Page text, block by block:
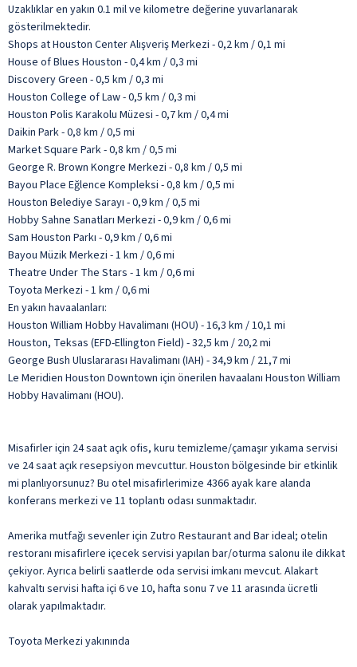
Uzaklıklar en yakın 0.1 mil ve kilometre değerine yuvarlanarak
gösterilmektedir.
Shops at Houston Center Alışveriş Merkezi - 0,2 km / 0,1 mi
House of Blues Houston - 0,4 km / 0,3 mi
Discovery Green - 0,5 km / 0,3 mi
Houston College of Law - 0,5 km / 0,3 mi
Houston Polis Karakolu Müzesi - 0,7 km / 0,4 mi
Daikin Park - 0,8 km / 0,5 mi
Market Square Park - 0,8 km / 0,5 mi
George R. Brown Kongre Merkezi - 0,8 km / 0,5 mi
Bayou Place Eğlence Kompleksi - 0,8 km / 0,5 mi
Houston Belediye Sarayı - 0,9 km / 0,5 mi
Hobby Sahne Sanatları Merkezi - 0,9 km / 0,6 mi
Sam Houston Parkı - 0,9 km / 0,6 mi
Bayou Müzik Merkezi - 1 km / 0,6 mi
Theatre Under The Stars - 1 km / 0,6 mi
Toyota Merkezi - 1 km / 0,6 mi
En yakın havaalanları:
Houston William Hobby Havalimanı (HOU) - 16,3 km / 10,1 mi
Houston, Teksas (EFD-Ellington Field) - 32,5 km / 20,2 mi
George Bush Uluslararası Havalimanı (IAH) - 34,9 km / 21,7 mi
Le Meridien Houston Downtown için önerilen havaalanı Houston William
Hobby Havalimanı (HOU).
Misafirler için 24 saat açık ofis, kuru temizleme/çamaşır yıkama servisi
ve 24 saat açık resepsiyon mevcuttur. Houston bölgesinde bir etkinlik
mi planlıyorsunuz? Bu otel misafirlerimize 4366 ayak kare alanda
konferans merkezi ve 11 toplantı odası sunmaktadır.
Amerika mutfağı sevenler için Zutro Restaurant and Bar ideal; otelin
restoranı misafirlere içecek servisi yapılan bar/oturma salonu ile dikkat
çekiyor. Ayrıca belirli saatlerde oda servisi imkanı mevcut. Alakart
kahvaltı servisi hafta içi 6 ve 10, hafta sonu 7 ve 11 arasında ücretli
olarak yapılmaktadır.
Toyota Merkezi yakınında